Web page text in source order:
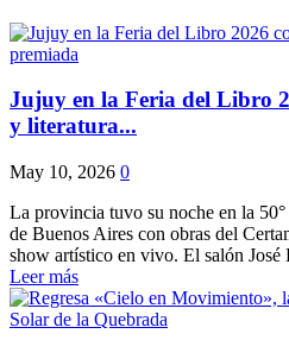
Jujuy en la Feria del Libro
y literatura...
May 10, 2026 0
La provincia tuvo su noche en la
de Buenos Aires con obras del
show artístico en vivo. El salón José
Leer más